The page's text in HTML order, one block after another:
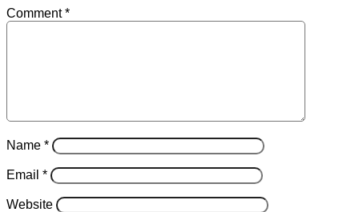
Comment*
Name *
Email *
Website